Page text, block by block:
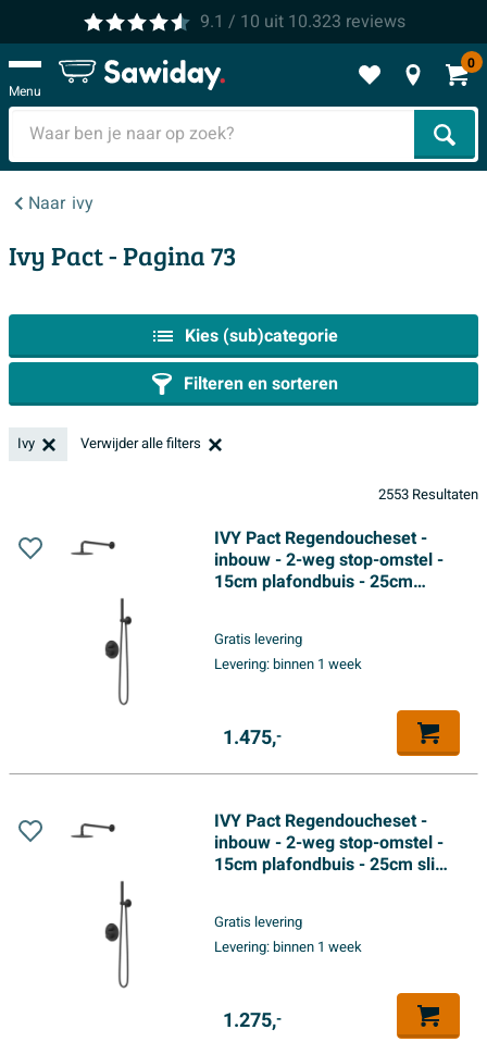
9.1 / 10 uit 10.323 reviews
Menu
0
Naar ivy
Ivy Pact- Pagina 73
Kies (sub)categorie
Filteren en sorteren
Ivy Verwijder alle filters
2553 Resultaten
IVY Pact Regendoucheset -
inbouw - 2-weg stop-omstel -
15cm plafondbuis - 25cm
doucheslang - staafmodel
handdouche - Mat zwart PED
Gratis levering
Levering:binnen 1 week
1.475,-
IVY Pact Regendoucheset -
inbouw - 2-weg stop-omstel -
15cm plafondbuis - 25cm slim
doucheslang - 3-standen
handdouche - Mat zwart PED
Gratis levering
Levering:binnen 1 week
1.275,-